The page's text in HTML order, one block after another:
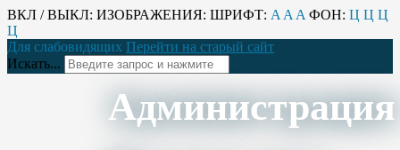
ВКЛ / ВЫКЛ: ИЗОБРАЖЕНИЯ: ШРИФТ: A A A ФОН: Ц Ц Ц
Ц
Для слабовидящих Перейти на старый сайт
Искать...
Администрация